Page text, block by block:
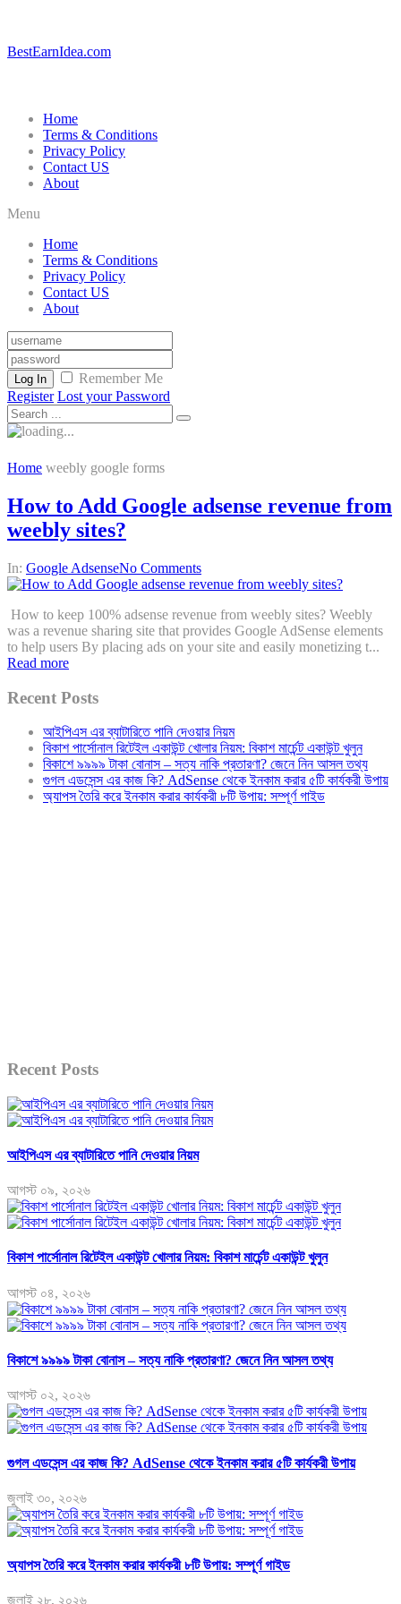
BestEarnIdea.com
Home
Terms & Conditions
Privacy Policy
Contact US
About
Menu
Home
Terms & Conditions
Privacy Policy
Contact US
About
Log In
Remember Me
Register Lost your Password
Home weebly google forms
How to Add Google adsense revenue from
weebly sites?
In: Google AdsenseNo Comments
How to keep 100% adsense revenue from weebly sites? Weebly
was a revenue sharing site that provides Google AdSense elements
to help users By placing ads on your site and easily monetizing t...
Read more
Recent Posts
আইপিএস এর ব্যাটারিতে পানি দেওয়ার নিয়ম
বিকাশ পার্সোনাল রিটেইল একাউন্ট খোলার নিয়ম: বিকাশ মার্চেন্ট একাউন্ট খুলুন
বিকাশে ৯৯৯৯ টাকা বোনাস – সত্য নাকি প্রতারণা? জেনে নিন আসল তথ্য
গুগল এডসেন্স এর কাজ কি? AdSense থেকে ইনকাম করার ৫টি কার্যকরী উপায়
অ্যাপস তৈরি করে ইনকাম করার কার্যকরী ৮টি উপায়: সম্পূর্ণ গাইড
Recent Posts
আইপিএস এর ব্যাটারিতে পানি দেওয়ার নিয়ম
আগস্ট ০৯, ২০২৬
বিকাশ পার্সোনাল রিটেইল একাউন্ট খোলার নিয়ম: বিকাশ মার্চেন্ট একাউন্ট খুলুন
আগস্ট ০৪, ২০২৬
বিকাশে ৯৯৯৯ টাকা বোনাস – সত্য নাকি প্রতারণা? জেনে নিন আসল তথ্য
আগস্ট ০২, ২০২৬
গুগল এডসেন্স এর কাজ কি? AdSense থেকে ইনকাম করার ৫টি কার্যকরী উপায়
জুলাই ৩০, ২০২৬
অ্যাপস তৈরি করে ইনকাম করার কার্যকরী ৮টি উপায়: সম্পূর্ণ গাইড
জুলাই ২৮, ২০২৬